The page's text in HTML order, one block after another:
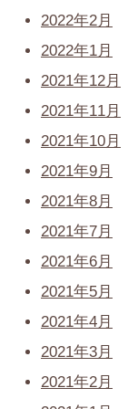
2022年2月
2022年1月
2021年12月
2021年11月
2021年10月
2021年9月
2021年8月
2021年7月
2021年6月
2021年5月
2021年4月
2021年3月
2021年2月